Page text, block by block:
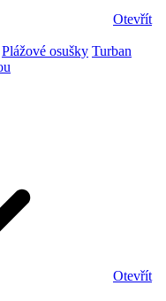
Otevřít
Plážové osušky Turban
Otevřít